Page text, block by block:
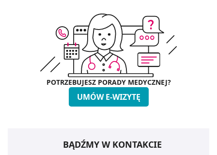
POTRZEBUJESZ PORADY MEDYCZNEJ?
UMÓW E-WIZYTĘ
BĄDŹMY W KONTAKCIE